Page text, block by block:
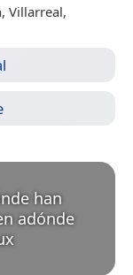
Villarreal,
han
adónde